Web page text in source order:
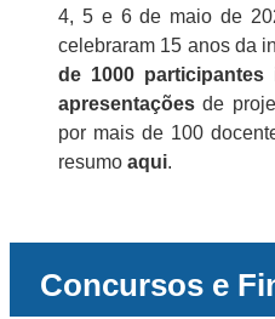
4, 5 e 6 de maio de
celebraram 15 anos da
de 1000
apresentaçõesde
por mais de 100
resumo aqui.
Concursos e